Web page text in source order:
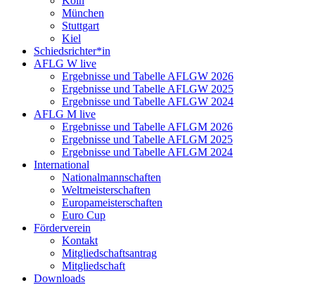
München
Stuttgart
Kiel
Schiedsrichter*in
AFLG W live
Ergebnisse und Tabelle AFLGW 2026
Ergebnisse und Tabelle AFLGW 2025
Ergebnisse und Tabelle AFLGW 2024
AFLG M live
Ergebnisse und Tabelle AFLGM 2026
Ergebnisse und Tabelle AFLGM 2025
Ergebnisse und Tabelle AFLGM 2024
International
Nationalmannschaften
Weltmeisterschaften
Europameisterschaften
Euro Cup
Förderverein
Kontakt
Mitgliedschaftsantrag
Mitgliedschaft
Downloads